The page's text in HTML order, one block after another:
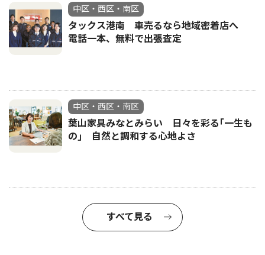
中区・西区・南区
タックス港南 車売るなら地域密着店へ
電話一本、無料で出張査定
中区・西区・南区
葉山家具みなとみらい 日々を彩る｢一生も
の｣ 自然と調和する心地よさ
すべて見る